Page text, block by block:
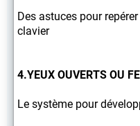
Des astuces pour
clavier
4.YEUX OUVERTS OU
Le système pour